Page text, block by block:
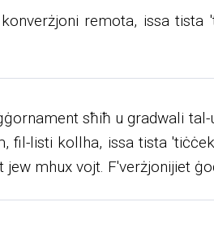
remota, issa
sħiħ u gradwali
fil-listi kollha, issa tista
mhux vojt. F'verżjonijiet